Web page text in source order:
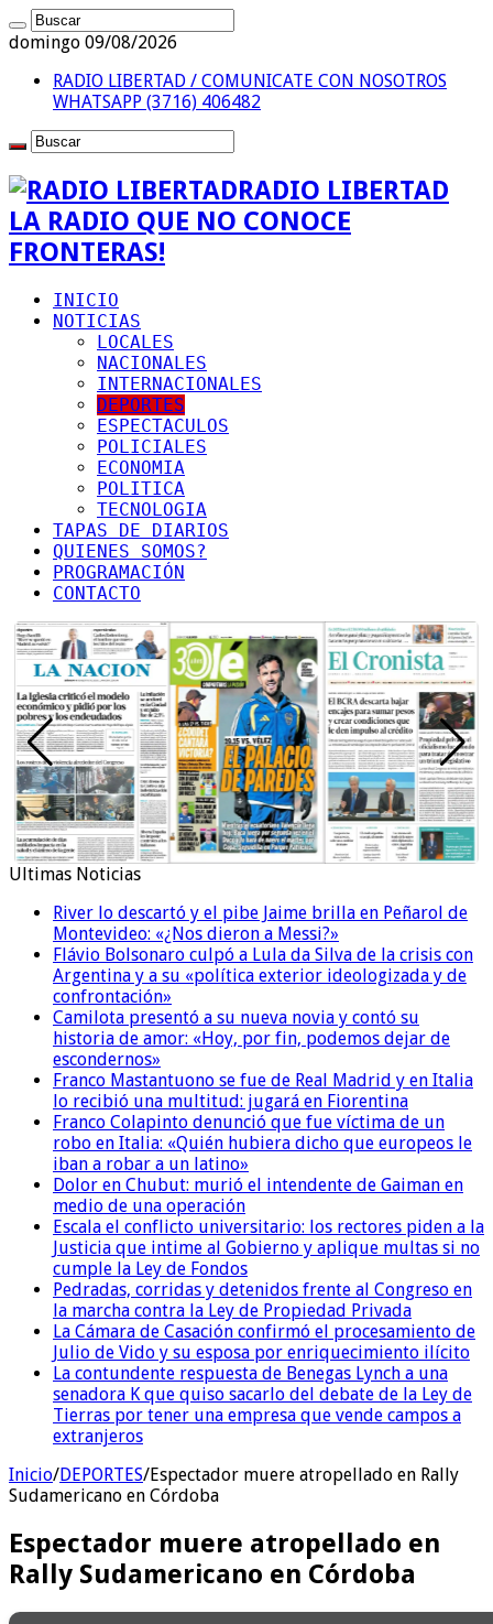
domingo 09/08/2026
RADIO LIBERTAD / COMUNICATE CON NOSOTROS
WHATSAPP (3716) 406482
RADIO LIBERTAD
LA RADIO QUE NO CONOCE
FRONTERAS!
INICIO
NOTICIAS
LOCALES
NACIONALES
INTERNACIONALES
DEPORTES
ESPECTACULOS
POLICIALES
ECONOMIA
POLITICA
TECNOLOGIA
TAPAS DE DIARIOS
QUIENES SOMOS?
PROGRAMACIÓN
CONTACTO
Ultimas Noticias
River lo descartó y el pibe Jaime brilla en Peñarol de
Montevideo: «¿Nos dieron a Messi?»
Flávio Bolsonaro culpó a Lula da Silva de la crisis con
Argentina y a su «política exterior ideologizada y de
confrontación»
Camilota presentó a su nueva novia y contó su
historia de amor: «Hoy, por fin, podemos dejar de
escondernos»
Franco Mastantuono se fue de Real Madrid y en Italia
lo recibió una multitud: jugará en Fiorentina
Franco Colapinto denunció que fue víctima de un
robo en Italia: «Quién hubiera dicho que europeos le
iban a robar a un latino»
Dolor en Chubut: murió el intendente de Gaiman en
medio de una operación
Escala el conflicto universitario: los rectores piden a la
Justicia que intime al Gobierno y aplique multas si no
cumple la Ley de Fondos
Pedradas, corridas y detenidos frente al Congreso en
la marcha contra la Ley de Propiedad Privada
La Cámara de Casación confirmó el procesamiento de
Julio de Vido y su esposa por enriquecimiento ilícito
La contundente respuesta de Benegas Lynch a una
senadora K que quiso sacarlo del debate de la Ley de
Tierras por tener una empresa que vende campos a
extranjeros
Inicio/DEPORTES/Espectador muere atropellado en Rally
Sudamericano en Córdoba
Espectador muere atropellado en
Rally Sudamericano en Córdoba